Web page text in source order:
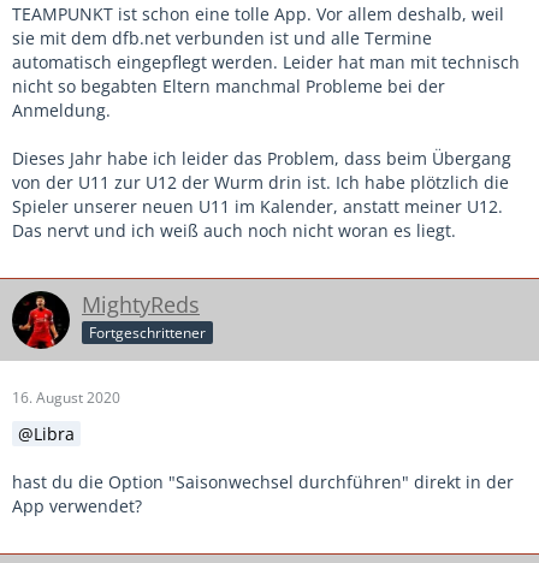
TEAMPUNKT ist schon eine tolle App. Vor allem deshalb, weil
sie mit dem dfb.net verbunden ist und alle Termine
automatisch eingepflegt werden. Leider hat man mit technisch
nicht so begabten Eltern manchmal Probleme bei der
Anmeldung.
Dieses Jahr habe ich leider das Problem, dass beim Übergang
von der U11 zur U12 der Wurm drin ist. Ich habe plötzlich die
Spieler unserer neuen U11 im Kalender, anstatt meiner U12.
Das nervt und ich weiß auch noch nicht woran es liegt.
MightyReds
Fortgeschrittener
16. August 2020
Libra
hast du die Option "Saisonwechsel durchführen" direkt in der
App verwendet?